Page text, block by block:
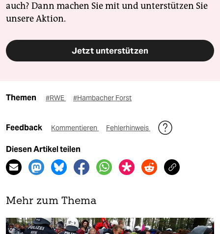
auch? Dann machen Sie mit und unterstützen Sie
unsere Aktion.
Jetzt unterstützen
Themen #RWE #Hambacher Forst
Feedback Kommentieren Fehlerhinweis
Diesen Artikel teilen
Mehr zum Thema